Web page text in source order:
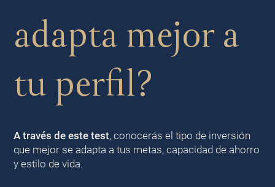
adapta mejor a
tu perfil?
A través de este test, conocerás el tipo de inversión
que mejor se adapta a tus metas, capacidad de ahorro
y estilo de vida.